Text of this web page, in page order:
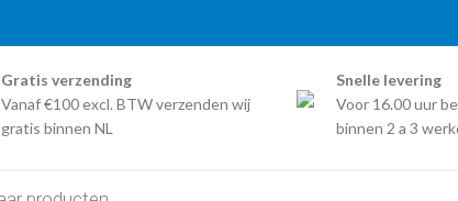
Gratis verzending
Vanaf €100 excl. BTW verzenden wij
gratis binnen NL
Snelle levering
Voor 16.00 uur
binnen 2 a 3